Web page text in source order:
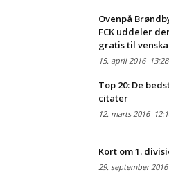
Ovenpå
FCK uddeler
gratis til
15. april 201613:28
Top 20: De
citater
12. marts 2016
Kort om 1.
29. september 2016